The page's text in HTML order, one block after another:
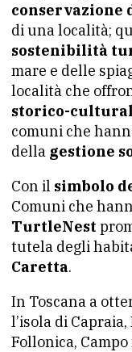
di una località;
sostenibilità
mare e delle
località che
storico-
comuni che
della gestione
Con il simbolo
Comuni che
TurtleNest
tutela degli
Caretta.
In Toscana a
l’isola di
Follonica,